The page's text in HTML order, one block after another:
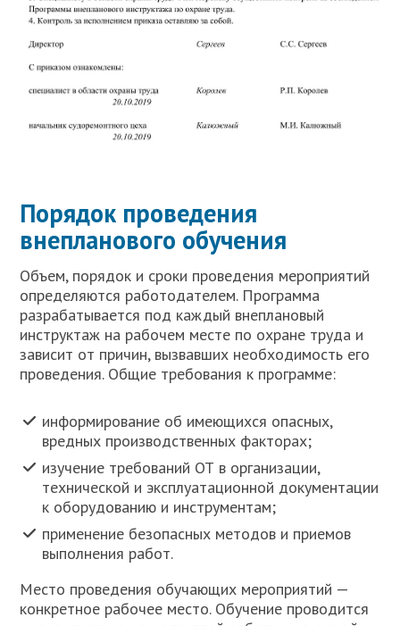
Порядок проведения
внепланового обучения
Объем, порядок и сроки проведения мероприятий
определяются работодателем. Программа
разрабатывается под каждый внеплановый
инструктаж на рабочем месте по охране труда и
зависит от причин, вызвавших необходимость его
проведения. Общие требования к программе:
информирование об имеющихся опасных,
вредных производственных факторах;
изучение требований ОТ в организации,
технической и эксплуатационной документации
к оборудованию и инструментам;
применение безопасных методов и приемов
выполнения работ.
Место проведения обучающих мероприятий —
конкретное рабочее место. Обучение проводится